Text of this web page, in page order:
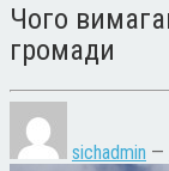
Чого
громади
sichadmin —